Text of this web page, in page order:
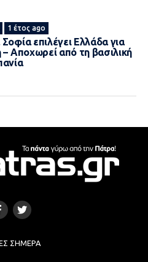
1 έτος ago
επιλέγει Ελλάδα για
– Αποχωρεί από τη βασιλική
ΣΉΜΕΡΑ